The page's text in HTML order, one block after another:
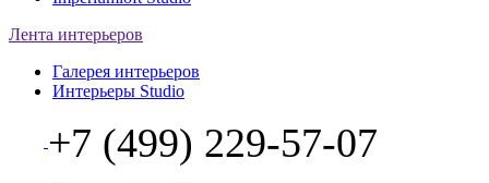
Лента интерьеров
Галерея интерьеров
Интерьеры Studio
+7 (499) 229-57-07